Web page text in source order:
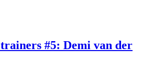
#5: Demi van der